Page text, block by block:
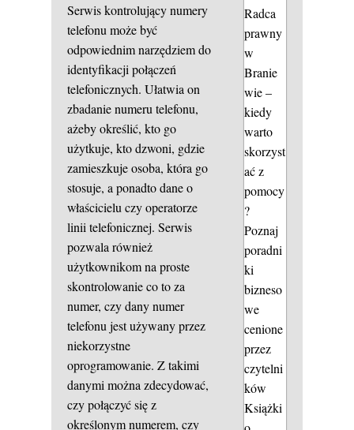
Serwis kontrolujący numery
telefonu może być
odpowiednim narzędziem do
identyfikacji połączeń
telefonicznych. Ułatwia on
zbadanie numeru telefonu,
ażeby określić, kto go
użytkuje, kto dzwoni, gdzie
zamieszkuje osoba, która go
stosuje, a ponadto dane o
właścicielu czy operatorze
linii telefonicznej. Serwis
pozwala również
użytkownikom na proste
skontrolowanie co to za
numer, czy dany numer
telefonu jest używany przez
niekorzystne
oprogramowanie. Z takimi
danymi można zdecydować,
czy połączyć się z
określonym numerem, czy
Radca
prawny
w
Branie
wie –
kiedy
warto
skorzyst
ać z
pomocy
?
Poznaj
poradni
ki
bizneso
we
cenione
przez
czytelni
ków
Książki